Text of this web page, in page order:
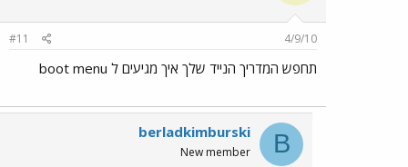
4/9/10
#11
תחפש המדריך הנייד שלך איך מגיעים ל boot menu
B
berladkimburski
New member